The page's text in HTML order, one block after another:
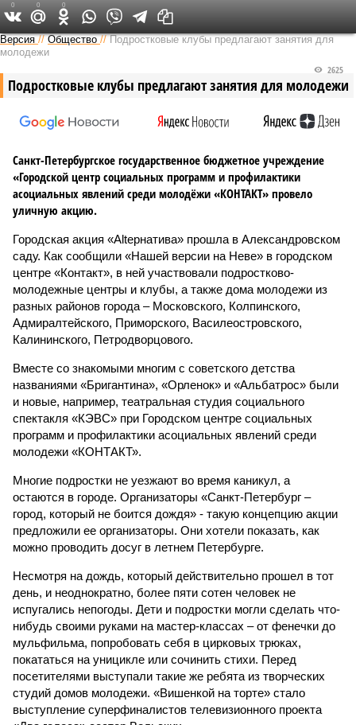
Версия на Неве
Версия //Общество //Подростковые клубы предлагают занятия для
молодежи
Подростковые клубы предлагают занятия для молодежи
2625
Санкт-Петербургское государственное бюджетное учреждение
«Городской центр социальных программ и профилактики
асоциальных явлений среди молодёжи «КОНТАКТ» провело
уличную акцию.
Городская акция «Altернатива» прошла в Александровском
саду. Как сообщили «Нашей версии на Неве» в городском
центре «Контакт», в ней участвовали подростково-
молодежные центры и клубы, а также дома молодежи из
разных районов города – Московского, Колпинского,
Адмиралтейского, Приморского, Василеостровского,
Калининского, Петродворцового.
Вместе со знакомыми многим с советского детства
названиями «Бригантина», «Орленок» и «Альбатрос» были
и новые, например, театральная студия социального
спектакля «КЭВС» при Городском центре социальных
программ и профилактики асоциальных явлений среди
молодежи «КОНТАКТ».
Многие подростки не уезжают во время каникул, а
остаются в городе. Организаторы «Санкт-Петербург –
город, который не боится дождя» - такую концепцию акции
предложили ее организаторы. Они хотели показать, как
можно проводить досуг в летнем Петербурге.
Несмотря на дождь, который действительно прошел в тот
день, и неоднократно, более пяти сотен человек не
испугались непогоды. Дети и подростки могли сделать что-
нибудь своими руками на мастер-классах – от фенечки до
мульфильма, попробовать себя в цирковых трюках,
покататься на уницикле или сочинить стихи. Перед
посетителями выступали такие же ребята из творческих
студий домов молодежи. «Вишенкой на торте» стало
выступление суперфиналистов телевизионного проекта
0 0 0